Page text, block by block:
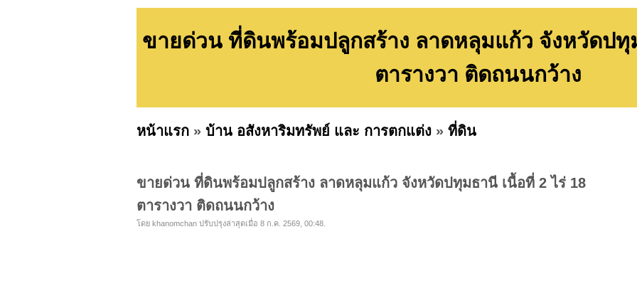
ขายด่วน ที่ดินพร้อมปลูกสร้าง ลาดหลุมแก้ว จังหวัดปทุ
ตารางวา ติดถนนกว้าง
หน้าแรก » บ้าน อสังหาริมทรัพย์ และ การตกแต่ง » ที่ดิน
ขายด่วน ที่ดินพร้อมปลูกสร้าง ลาดหลุมแก้ว จังหวัดปทุมธานี เนื้อที่ 2 ไร่ 18
ตารางวา ติดถนนกว้าง
โดย khanomchan ปรับปรุงล่าสุดเมื่อ 8 ก.ค. 2569, 00:48.